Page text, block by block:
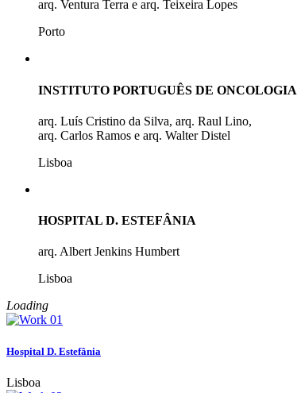
arq. Ventura Terra e arq. Teixeira Lopes
Porto
INSTITUTO PORTUGUÊS DE ONCOLOGIA
arq. Luís Cristino da Silva, arq. Raul Lino,
arq. Carlos Ramos e arq. Walter Distel
Lisboa
HOSPITAL D. ESTEFÂNIA
arq. Albert Jenkins Humbert
Lisboa
Loading
Hospital D. Estefânia
Lisboa